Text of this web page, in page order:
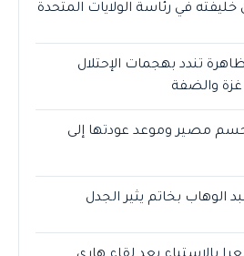
في رئاسة الولايات المتحدة
تندد بهجمات الإحتلال
والضفة
مصير وموعد عودتها إلى
الوهاب بخاتم يثير الجدل